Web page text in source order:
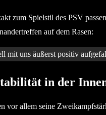
zum Spielstil des PSV
auf dem Rasen:
mit uns äußerst positiv
in der
vor allem seine